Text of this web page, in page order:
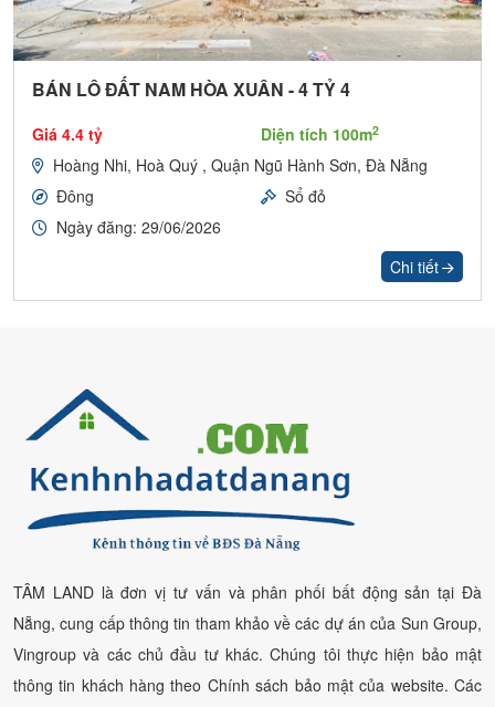
BÁN LÔ ĐẤT NAM HÒA XUÂN - 4 TỶ 4
Giá 4.4 tỷ Diện tích 100m2
Hoàng Nhi, Hoà Quý , Quận Ngũ Hành Sơn, Đà Nẵng
Đông
Sổ đỏ
Ngày đăng: 29/06/2026
Chi tiết
TÂM LAND là đơn vị tư vấn và phân phối bất động sản tại Đà
Nẵng, cung cấp thông tin tham khảo về các dự án của Sun Group,
Vingroup và các chủ đầu tư khác. Chúng tôi thực hiện bảo mật
thông tin khách hàng theo Chính sách bảo mật của website. Các